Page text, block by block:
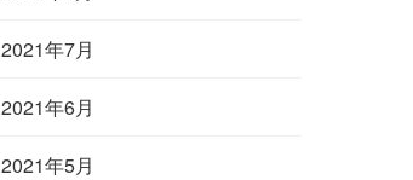
2021年7月
2021年6月
2021年5月